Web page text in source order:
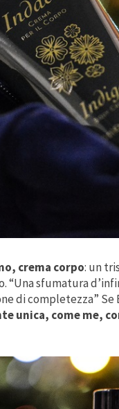
crema corpo: un
“Una sfumatura
di completezza”
unica, come me,